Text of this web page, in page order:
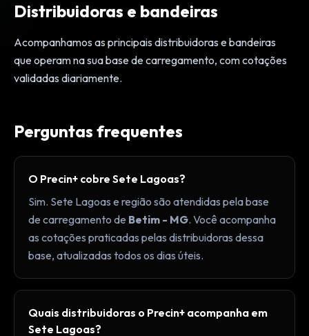
Distribuidoras e bandeiras
Acompanhamos as principais distribuidoras e bandeiras
que operam na sua base de carregamento, com cotações
validadas diariamente.
Perguntas frequentes
O Precin+ cobre Sete Lagoas?
Sim. Sete Lagoas e região são atendidas pela base
de carregamento de Betim - MG. Você acompanha
as cotações praticadas pelas distribuidoras dessa
base, atualizadas todos os dias úteis.
Quais distribuidoras o Precin+ acompanha em
Sete Lagoas?